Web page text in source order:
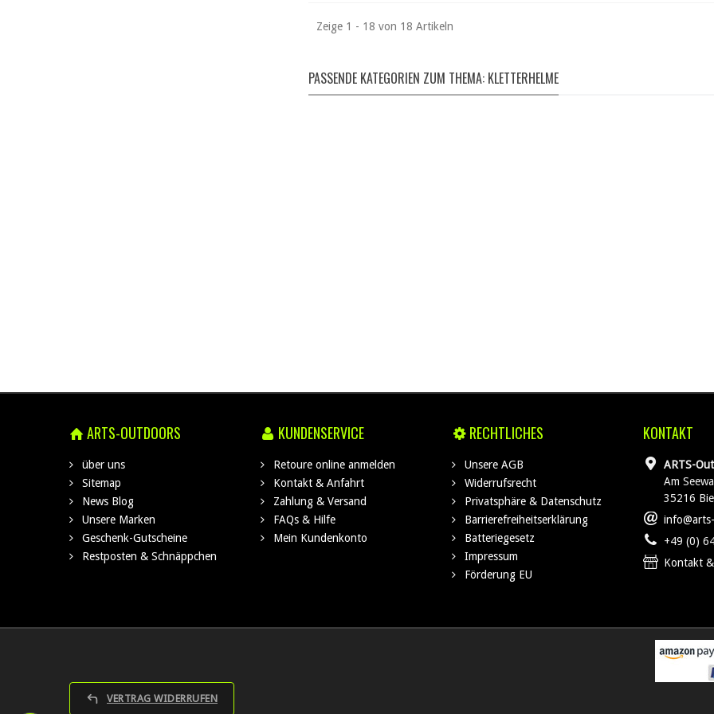
Zeige 1 - 18 von 18 Artikeln
PASSENDE KATEGORIEN ZUM THEMA: KLETTERHELME
ARTS-OUTDOORS
über uns
Sitemap
News Blog
Unsere Marken
Geschenk-Gutscheine
Restposten & Schnäppchen
KUNDENSERVICE
Retoure online anmelden
Kontakt & Anfahrt
Zahlung & Versand
FAQs & Hilfe
Mein Kundenkonto
RECHTLICHES
Unsere AGB
Widerrufsrecht
Privatsphäre & Datenschutz
Barrierefreiheitserklärung
Batteriegesetz
Impressum
Förderung EU
KONTAKT
ARTS-
Am
35216
+49 (0)
Kontakt
VERTRAG WIDERRUFEN